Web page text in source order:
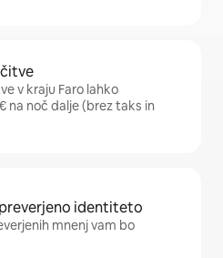
v kraju Faro lahko
na noč dalje (brez taks in
identiteto
mnenj vam bo